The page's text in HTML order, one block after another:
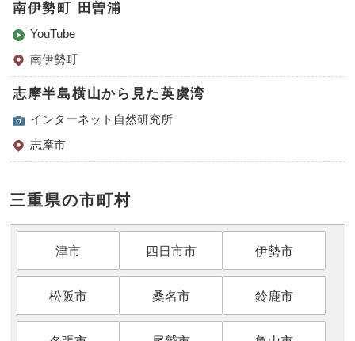
南伊勢町 田曽浦
YouTube
南伊勢町
志摩半島横山から見た英虞湾
インターネット自然研究所
志摩市
三重県の市町村
津市 四日市市 伊勢市
松阪市 桑名市 鈴鹿市